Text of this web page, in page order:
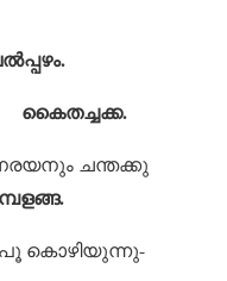
കൈതച്ചക്ക.
ചന്തക്കു
പൂ കൊഴിയുന്നു-